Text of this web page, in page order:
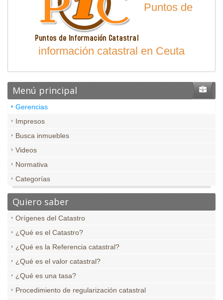
Puntos de
información catastral en Ceuta
Menú principal
Gerencias
Impresos
Busca inmuebles
Videos
Normativa
Categorías
Quiero saber
Orígenes del Catastro
¿Qué es el Catastro?
¿Qué es la Referencia catastral?
¿Qué es el valor catastral?
¿Qué es una tasa?
Procedimiento de regularización catastral